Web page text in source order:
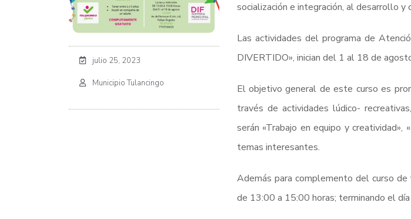
julio 25, 2023
Municipio Tulancingo
socialización e integración, al desarrollo y
Las actividades del programa de
DIVERTIDO», inician del 1 al 18 de
El objetivo general de este curso es
través de actividades lúdico-
serán «Trabajo en equipo y creatividad»,
temas interesantes.
Además para complemento del curso
de 13:00 a 15:00 horas; terminando el